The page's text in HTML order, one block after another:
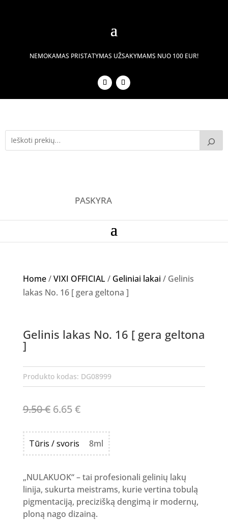
NEMOKAMAS PRISTATYMAS UŽSAKYMAMS NUO 100 EUR!
PASKYRA
Home/VIXI OFFICIAL/ Geliniai lakai / Gelinis
lakas No. 16 [ gera geltona ]
NETURIME
Gelinis lakas No. 16 [ gera geltona
]
Produkto kodas: DG08999
9.50€ Original
was:
9.50 €.
6.65€Current
is:
6.65 €.
Tūris / svoris 8ml
„NULAKUOK“ – tai profesionali gelinių lakų
linija, sukurta meistrams, kurie vertina tobulą
pigmentaciją, precizišką dengimą ir modernų,
ploną nago dizainą.